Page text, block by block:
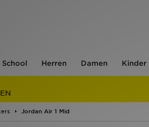
School Herren Damen Kinder
Jordan Air 1 Mid